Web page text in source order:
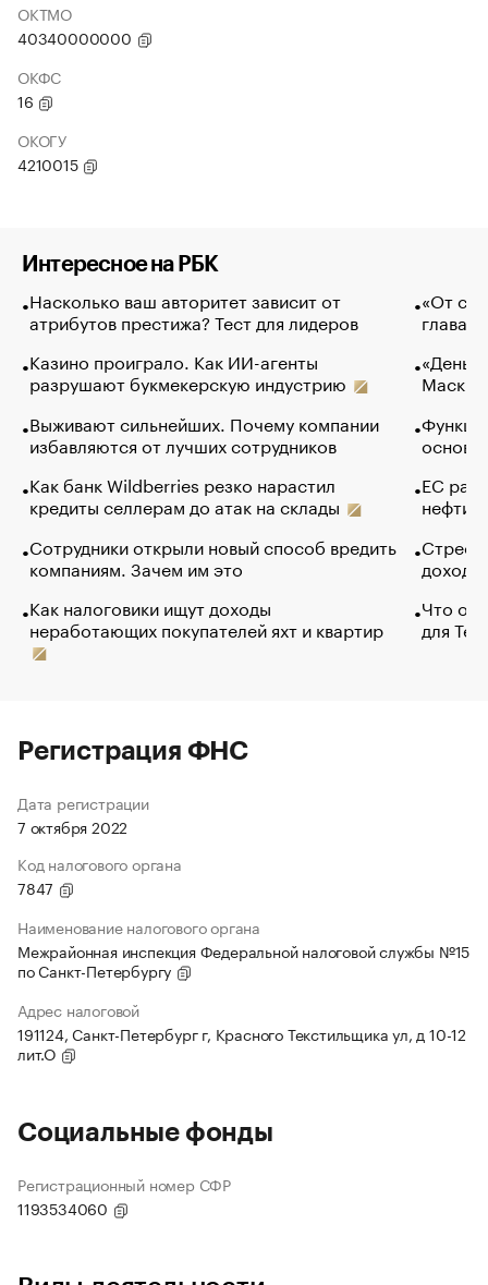
ОКТМО
40340000000
ОКФС
16
ОКОГУ
4210015
Интересное на РБК
Насколько ваш авторитет зависит от
атрибутов престижа? Тест для лидеров
Казино проиграло. Как ИИ-агенты
разрушают букмекерскую индустрию
Выживают сильнейших. Почему компании
избавляются от лучших сотрудников
Как банк Wildberries резко нарастил
кредиты селлерам до атак на склады
Сотрудники открыли новый способ вредить
компаниям. Зачем им это
Как налоговики ищут доходы
неработающих покупателей яхт и квартир
«От
глава
Маск в
основ
ЕС
нефти
Что
для
Регистрация ФНС
Дата регистрации
7 октября 2022
Код налогового органа
7847
Наименование налогового органа
Межрайонная инспекция Федеральной налоговой службы №15
по Санкт-Петербургу
Адрес налоговой
191124, Санкт-Петербург г, Красного Текстильщика ул, д 10-12
лит.О
Социальные фонды
Регистрационный номер СФР
1193534060